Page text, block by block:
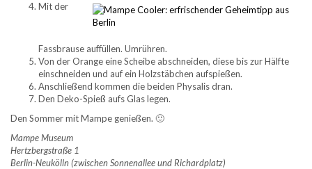
Mit der
Fassbrause auffüllen. Umrühren.
Von der Orange eine Scheibe abschneiden, diese bis zur Hälfte
einschneiden und auf ein Holzstäbchen aufspießen.
Anschließend kommen die beiden Physalis dran.
Den Deko-Spieß aufs Glas legen.
Den Sommer mit Mampe genießen. 🙂
Mampe Museum
Hertzbergstraße 1
Berlin-Neukölln (zwischen Sonnenallee und Richardplatz)